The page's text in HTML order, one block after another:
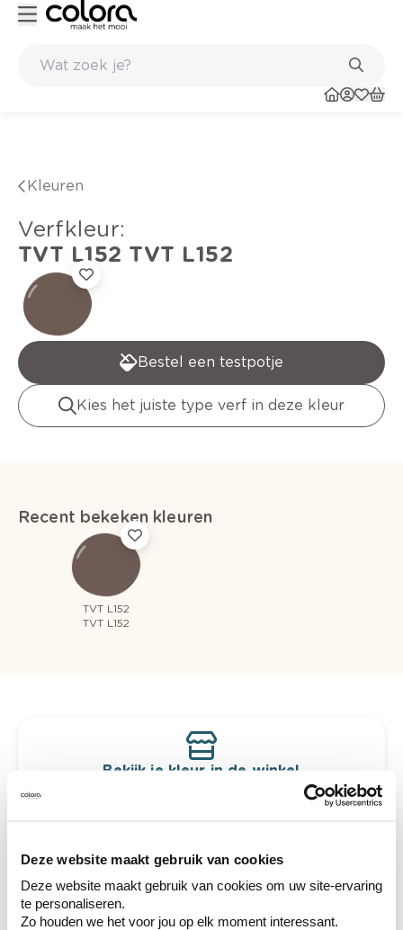
Deze website maakt gebruik van cookies
Deze website maakt gebruik van cookies om uw site-ervaring
te personaliseren.
Zo houden we het voor jou op elk moment interessant.
Kleuren
verfkleur:
TVT L152 TVT L152
Bestel een testpotje
Kies het juiste type verf in deze kleur
Recent bekeken kleuren
TVT L152
TVT L152
Bekijk je kleur in de winkel
Ontdek er kleurechte stalen van je
te verfijnen.
Krijg persoonlijk advies om kleuren te
combineren.